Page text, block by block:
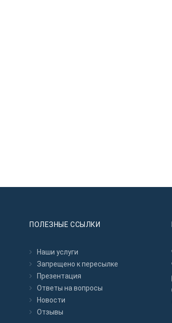
ПОЛЕЗНЫЕ ССЫЛКИ
Наши услуги
Запрещено к пересылкe
Презентация
Ответы на вопросы
Новости
Отзывы